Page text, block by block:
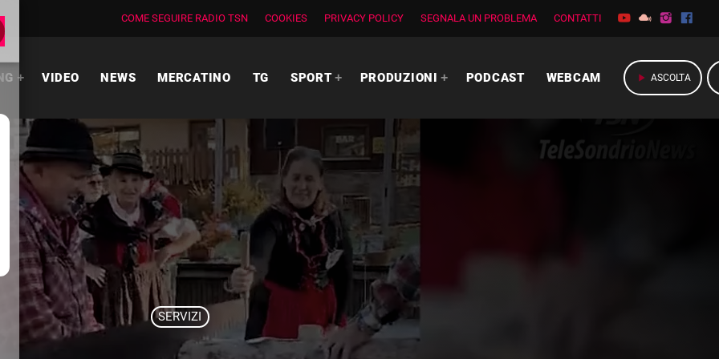
COME SEGUIRE RADIO TSN COOKIES PRIVACY POLICY SEGNALA UN PROBLEMA CONTATTI
VIDEO NEWS MERCATINO TG SPORT PRODUZIONI PODCAST WEBCAM play_arrow ASCOLTA
SERVIZI